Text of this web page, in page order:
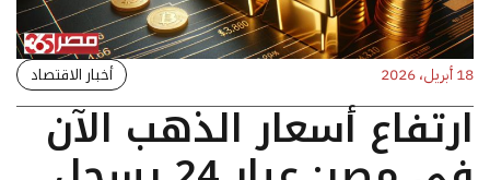
18 أبريل، 2026 أخبار الاقتصاد
ارتفاع أسعار الذهب الآن